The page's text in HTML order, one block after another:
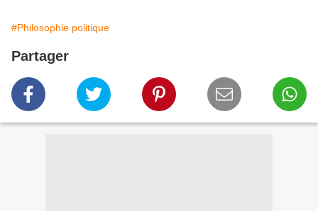
#Philosophie politique
Partager